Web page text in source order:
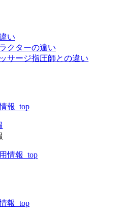
い
クターの違い
サージ指圧師との違い
報_top
情報_top
報_top